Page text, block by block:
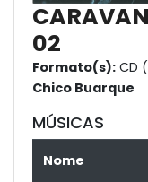
02
Formato(s): CD
Chico Buarque
MÚSICAS
Nome